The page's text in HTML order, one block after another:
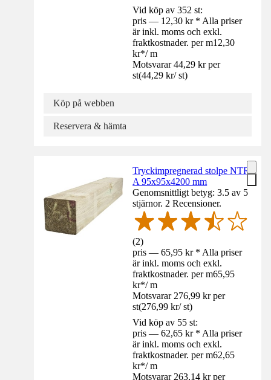
Vid köp av 352 st:
pris — 12,30 kr * Alla priser
är inkl. moms och exkl.
fraktkostnader. per m12,30
kr*/ m
Motsvarar 44,29 kr per
st(44,29 kr/ st)
Köp på webben
Reservera & hämta
Tryckimpregnerad stolpe NTR
A 95x95x4200 mm
Genomsnittligt betyg: 3.5 av 5
stjärnor. 2 Recensioner.
(2)
pris — 65,95 kr * Alla priser
är inkl. moms och exkl.
fraktkostnader. per m65,95
kr*/ m
Motsvarar 276,99 kr per
st(276,99 kr/ st)
Vid köp av 55 st:
pris — 62,65 kr * Alla priser
är inkl. moms och exkl.
fraktkostnader. per m62,65
kr*/ m
Motsvarar 263,14 kr per